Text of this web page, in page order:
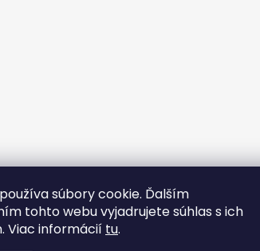
súbory cookie. Ďalším
tohto webu vyjadrujete súhlas s ich
Viac informácií tu.